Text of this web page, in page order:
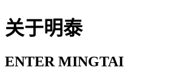
关于明泰
ENTER MINGTAI